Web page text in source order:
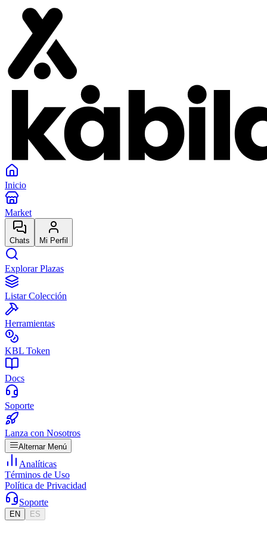
Inicio
Market
Chats Mi Perfil
Explorar Plazas
Listar Colección
Herramientas
KBL Token
Docs
Soporte
Lanza con Nosotros
Alternar Menú
Analíticas
Términos de Uso
Política de Privacidad
Soporte
EN ES